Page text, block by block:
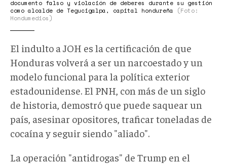
documento falso y violación de deberes durante su gestión
como alcalde de Tegucigalpa, capital hondureña
(Foto:
Hondumedios)
El indulto a JOH es la certificación de que
Honduras volverá a ser un narcoestado y un
modelo funcional para la política exterior
estadounidense. El PNH, con más de un siglo
de historia, demostró que puede saquear un
país, asesinar opositores, traficar toneladas de
cocaína y seguir siendo "aliado".
La operación "antidrogas" de Trump en el